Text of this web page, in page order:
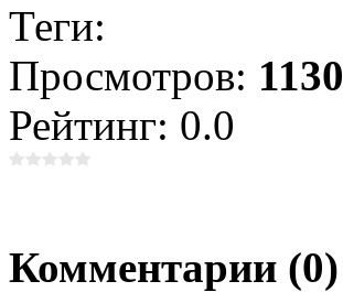
Теги:
Просмотров: 1130
Рейтинг: 0.0
Комментарии (0)